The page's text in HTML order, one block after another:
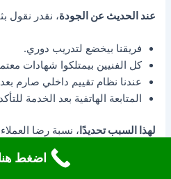
عند الحديث عن الجودة، نقدر نقول
فريقنا بيخضع لتدريب دوري.
كل الفنيين بيمتلكوا شهادات
عندنا نظام تقييم داخلي صارم
المتابعة الهاتفية بعد الخدمة
لهذا السبب تحديدًا ، نسبة رضا العملاء
اضغط